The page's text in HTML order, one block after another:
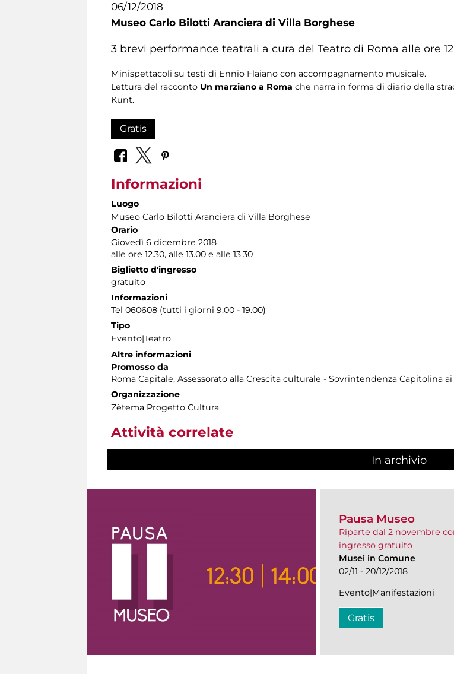
06/12/2018
Museo Carlo Bilotti Aranciera di Villa Borghese
3 brevi performance teatrali a cura del Teatro di Roma alle ore
Minispettacoli su testi di Ennio Flaiano con accompagnamento musicale.
Lettura del racconto Un marziano a Roma che narra in forma di diario della
Kunt.
Gratis
Informazioni
Luogo
Museo Carlo Bilotti Aranciera di Villa Borghese
Orario
Giovedì 6 dicembre 2018
alle ore 12.30, alle 13.00 e alle 13.30
Biglietto d'ingresso
gratuito
Informazioni
Tel 060608 (tutti i giorni 9.00 - 19.00)
Tipo
Evento|Teatro
Altre informazioni
Promosso da
Roma Capitale, Assessorato alla Crescita culturale - Sovrintendenza Capitolina
Organizzazione
Zètema Progetto Cultura
Attività correlate
In archivio
Pausa Museo
Riparte dal 2 novembre
ingresso gratuito
Musei in Comune
02/11 - 20/12/2018
Evento|Manifestazioni
Gratis